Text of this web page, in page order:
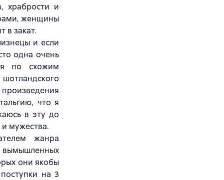
храбрости и
женщины
в закат.
и если
одна очень
по cхожим
что я
в эту до
мужества.
жанра
они якобы
на 3